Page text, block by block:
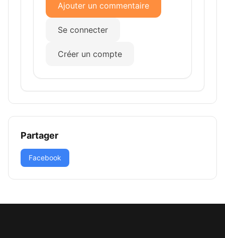
Ajouter un commentaire
Se connecter
Créer un compte
Partager
Facebook